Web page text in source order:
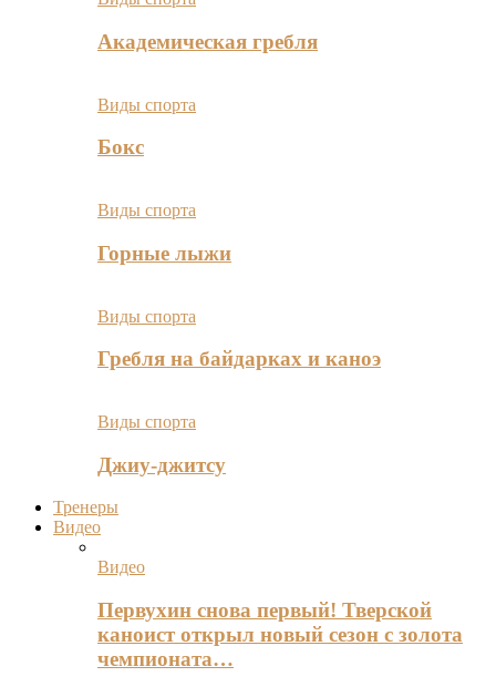
Академическая гребля
Виды спорта
Бокс
Виды спорта
Горные лыжи
Виды спорта
Гребля на байдарках и каноэ
Виды спорта
Джиу-джитсу
Тренеры
Видео
Видео
Первухин снова первый! Тверской
каноист открыл новый сезон с золота
чемпионата…